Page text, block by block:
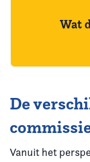
Wat
De
Vanuit het